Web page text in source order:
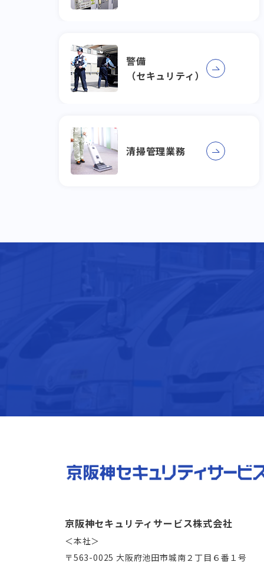
警備
（セキュリティ）
清掃管理業務
京阪神セキュリティサービス株式会社
＜本社＞
〒563-0025 大阪府池田市城南２丁目６番１号